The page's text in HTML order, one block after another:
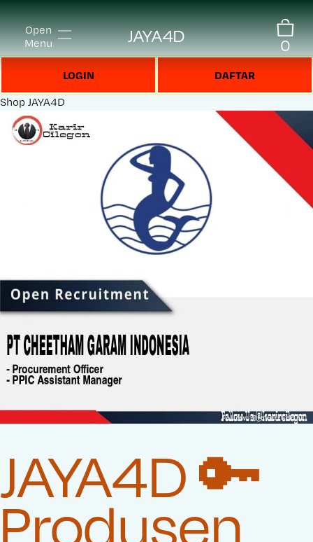
Open
Menu
JAYA4D 0
LOGIN DAFTAR
Shop JAYA4D
JAYA4D 🔑
Produsen